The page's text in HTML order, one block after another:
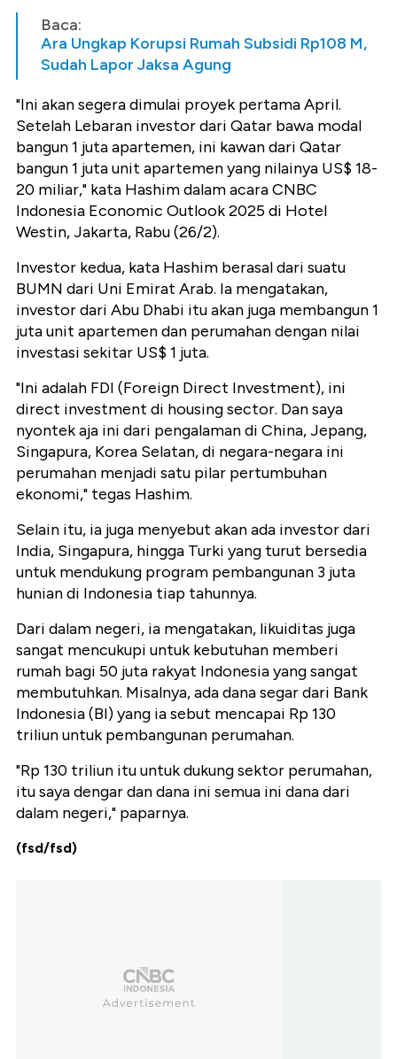
Baca:
Ara Ungkap Korupsi Rumah Subsidi Rp108 M,
Sudah Lapor Jaksa Agung
"Ini akan segera dimulai proyek pertama April.
Setelah Lebaran investor dari Qatar bawa modal
bangun 1 juta apartemen, ini kawan dari Qatar
bangun 1 juta unit apartemen yang nilainya US$ 18-
20 miliar," kata Hashim dalam acara CNBC
Indonesia Economic Outlook 2025 di Hotel
Westin, Jakarta, Rabu (26/2).
Investor kedua, kata Hashim berasal dari suatu
BUMN dari Uni Emirat Arab. Ia mengatakan,
investor dari Abu Dhabi itu akan juga membangun 1
juta unit apartemen dan perumahan dengan nilai
investasi sekitar US$ 1 juta.
"Ini adalah FDI (Foreign Direct Investment), ini
direct investment di housing sector. Dan saya
nyontek aja ini dari pengalaman di China, Jepang,
Singapura, Korea Selatan, di negara-negara ini
perumahan menjadi satu pilar pertumbuhan
ekonomi," tegas Hashim.
Selain itu, ia juga menyebut akan ada investor dari
India, Singapura, hingga Turki yang turut bersedia
untuk mendukung program pembangunan 3 juta
hunian di Indonesia tiap tahunnya.
Dari dalam negeri, ia mengatakan, likuiditas juga
sangat mencukupi untuk kebutuhan memberi
rumah bagi 50 juta rakyat Indonesia yang sangat
membutuhkan. Misalnya, ada dana segar dari Bank
Indonesia (BI) yang ia sebut mencapai Rp 130
triliun untuk pembangunan perumahan.
"Rp 130 triliun itu untuk dukung sektor perumahan,
itu saya dengar dan dana ini semua ini dana dari
dalam negeri," paparnya.
(fsd/fsd)